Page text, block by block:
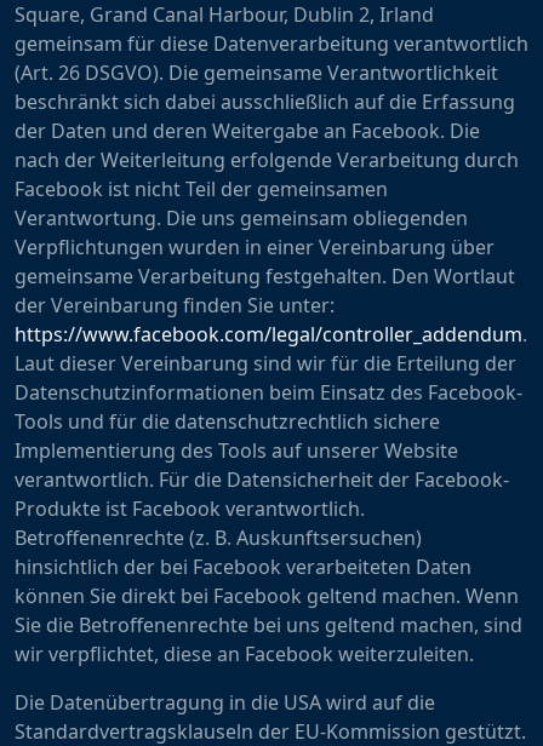
Square, Grand Canal Harbour, Dublin 2, Irland
gemeinsam für diese Datenverarbeitung verantwortlich
(Art. 26 DSGVO). Die gemeinsame Verantwortlichkeit
beschränkt sich dabei ausschließlich auf die Erfassung
der Daten und deren Weitergabe an Facebook. Die
nach der Weiterleitung erfolgende Verarbeitung durch
Facebook ist nicht Teil der gemeinsamen
Verantwortung. Die uns gemeinsam obliegenden
Verpflichtungen wurden in einer Vereinbarung über
gemeinsame Verarbeitung festgehalten. Den Wortlaut
der Vereinbarung finden Sie unter:
https://www.facebook.com/legal/controller_addendum.
Laut dieser Vereinbarung sind wir für die Erteilung der
Datenschutzinformationen beim Einsatz des Facebook-
Tools und für die datenschutzrechtlich sichere
Implementierung des Tools auf unserer Website
verantwortlich. Für die Datensicherheit der Facebook-
Produkte ist Facebook verantwortlich.
Betroffenenrechte (z. B. Auskunftsersuchen)
hinsichtlich der bei Facebook verarbeiteten Daten
können Sie direkt bei Facebook geltend machen. Wenn
Sie die Betroffenenrechte bei uns geltend machen, sind
wir verpflichtet, diese an Facebook weiterzuleiten.
Die Datenübertragung in die USA wird auf die
Standardvertragsklauseln der EU-Kommission gestützt.